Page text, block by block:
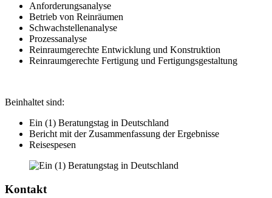
Anforderungsanalyse
Betrieb von Reinräumen
Schwachstellenanalyse
Prozessanalyse
Reinraumgerechte Entwicklung und Konstruktion
Reinraumgerechte Fertigung und Fertigungsgestaltung
Beinhaltet sind:
Ein (1) Beratungstag in Deutschland
Bericht mit der Zusammenfassung der Ergebnisse
Reisespesen
Kontakt